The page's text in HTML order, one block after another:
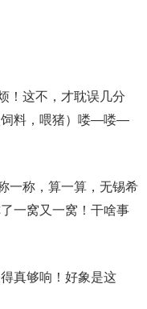
！这不，才耽误几分
饲料，喂猪）喽―喽―
一称，算一算，无锡希
一窝又一窝！干啥事
真够响！好象是这